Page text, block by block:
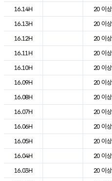
16.14H
20 이상
16.13H
20 이상
16.12H
20 이상
16.11H
20 이상
16.10H
20 이상
16.09H
20 이상
16.08H
20 이상
16.07H
20 이상
16.06H
20 이상
16.05H
20 이상
16.04H
20 이상
16.03H
20 이상